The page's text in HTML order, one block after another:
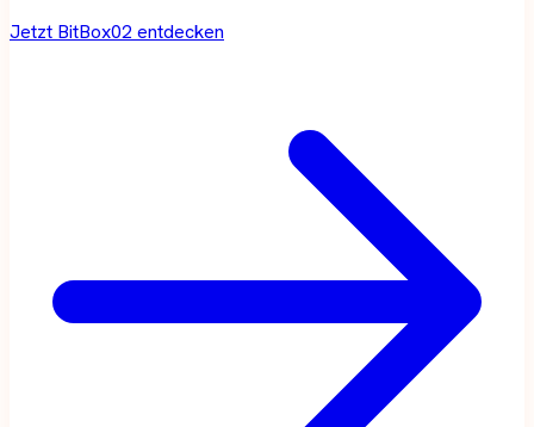
Jetzt BitBox02 entdecken